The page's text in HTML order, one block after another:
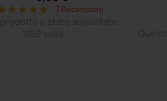
star star star star 7 Recensioni